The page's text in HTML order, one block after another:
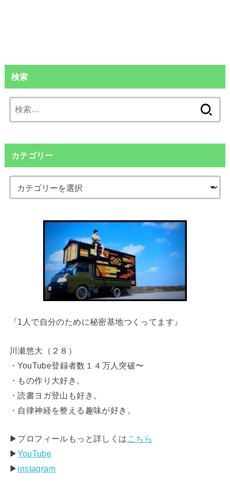
検索
索:
カテゴリー
『1人で自分のために秘密基地つくってます』
川瀬悠大（２８）
・YouTube登録者数１４万人突破〜
・もの作り大好き。
・読書ヨガ登山も好き。
・自律神経を整える趣味が好き。
▶︎プロフィールもっと詳しくは こちら
▶︎YouTube
▶︎ instagram